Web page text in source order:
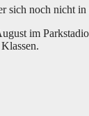
sich noch nicht
im